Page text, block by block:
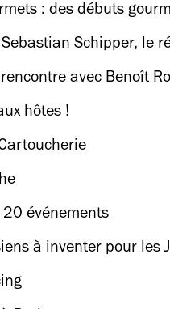
: des débuts
Schipper, le
avec Benoît
hôtes !
20 événements
à inventer pour les